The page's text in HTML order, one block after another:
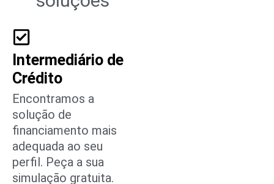
Intermediário de
Crédito
Encontramos a
solução de
financiamento mais
adequada ao seu
perfil. Peça a sua
simulação gratuita.